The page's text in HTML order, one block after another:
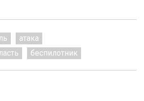
атака
беспилотник